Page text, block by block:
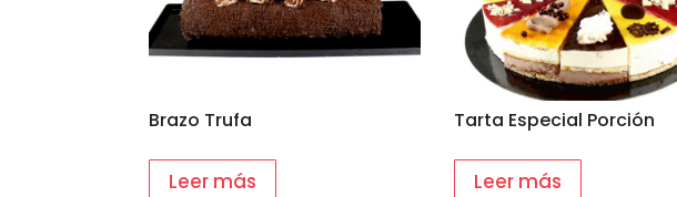
Brazo Trufa
Leer más
Tarta Especial Porción
Leer más